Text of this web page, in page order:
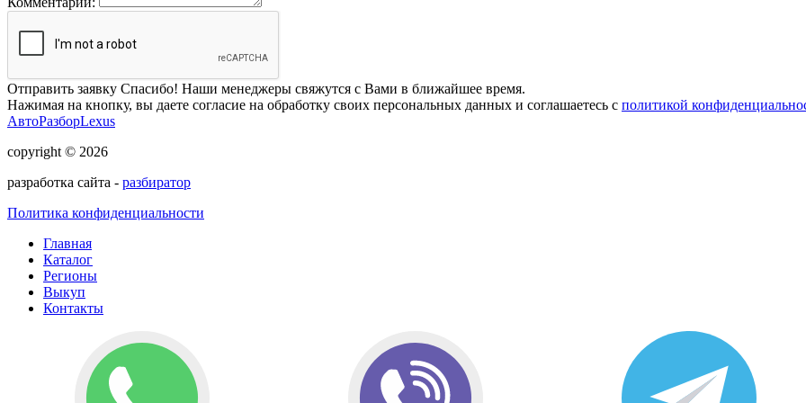
Отправить заявку Спасибо! Наши менеджеры свяжутся с Вами в ближайшее время.
Нажимая на кнопку, вы даете согласие на обработку своих персональных данных и соглашаетесь с политикой
АвтоРазборLexus
copyright © 2026
разработка сайта - разбиратор
Политика конфиденциальности
Главная
Каталог
Регионы
Выкуп
Контакты